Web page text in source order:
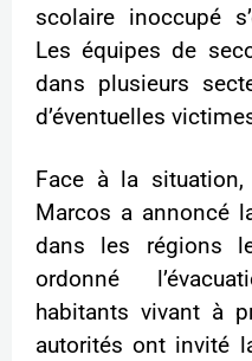
scolaire inoccupé
Les équipes de
dans plusieurs
d’éventuelles
Face à la situation,
Marcos a annoncé
dans les régions
ordonné
habitants vivant à
autorités ont invité